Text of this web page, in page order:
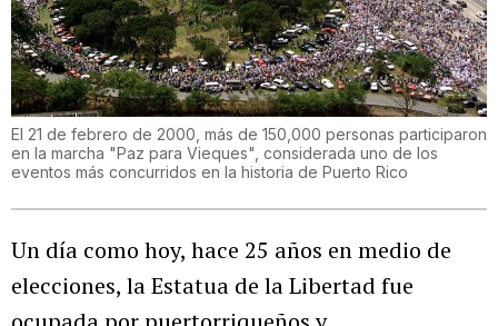
El 21 de febrero de 2000, más de 150,000 personas participaron
en la marcha "Paz para Vieques", considerada uno de los
eventos más concurridos en la historia de Puerto Rico
Un día como hoy, hace 25 años en medio de
elecciones, la Estatua de la Libertad fue